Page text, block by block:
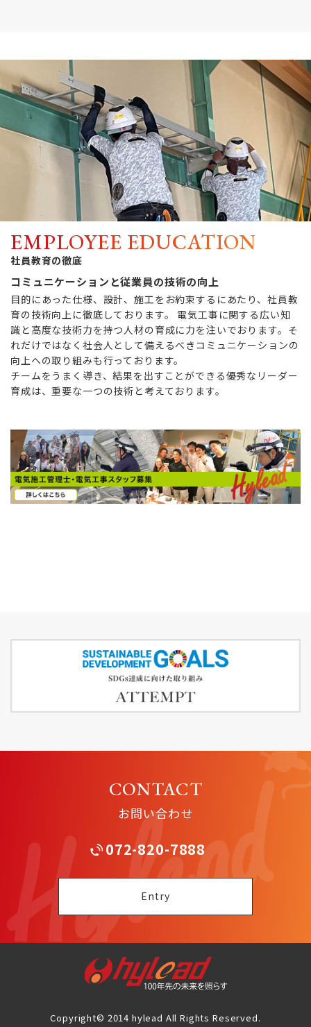
EMPLOYEE EDUCATION
社員教育の徹底
コミュニケーションと従業員の技術の向上
目的にあった仕様、設計、施工をお約束するにあたり、社員教
育の技術向上に徹底しております。 電気工事に関する広い知
識と高度な技術力を持つ人材の育成に力を注いでおります。そ
れだけではなく社会人として備えるべきコミュニケーションの
向上への取り組みも行っております。
チームをうまく導き、結果を出すことができる優秀なリーダー
育成は、重要な一つの技術と考えております。
CONTACT
お問い合わせ
072-820-7888
Entry
Copyright© 2014 hylead All Rights Reserved.